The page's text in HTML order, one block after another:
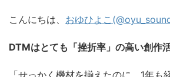
こんにちは、 おゆひよこ
DTMはとても「挫折率」の高い創作